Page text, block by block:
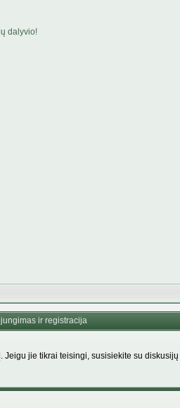
dalyvio!
ir registracija
jie tikrai teisingi, susisiekite su